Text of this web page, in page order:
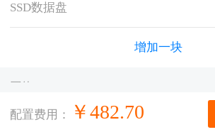
配置费用： ￥482.70
SSD数据盘
增加一块
网络